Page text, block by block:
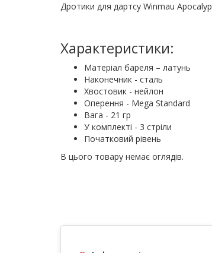
Дротики для дартсу Winmau
Характеристики:
Матеріал бареля – латунь
Наконечник - сталь
Хвостовик - нейлон
Оперення - Mega Standard
Вага - 21 гр
У комплекті - 3 стріли
Початковий рівень
В цього товару немає оглядів.